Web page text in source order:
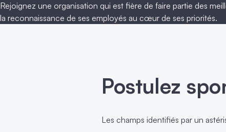
Rejoignez une organisation qui est fière de faire partie des
la reconnaissance de ses employés au cœur de ses priorités.
Postulez
Les champs identifiés par un